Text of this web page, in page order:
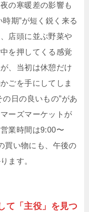
の寒暖差の影響も
期”が短く鋭く来る
店頭に並ぶ野菜や
を押してくる感覚
、当初は休憩だけ
ごを手にしてしま
日の良いもの”があ
ーズマーケットが
業時間は9:00〜
買い物にも、午後の
ます。
て「主役」を見つ